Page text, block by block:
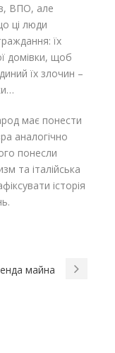
ВПО, але
ці люди
їх
домівки, щоб
їх злочин –
має понести
аналогічно
понесли
та італійська
історія
майна